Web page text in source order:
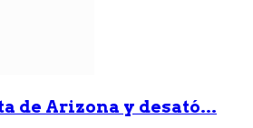
de Arizona y desató...